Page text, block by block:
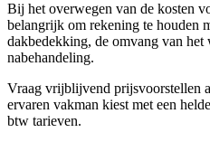
Bij het overwegen van de kosten
belangrijk om rekening te houden
dakbedekking, de omvang van het
nabehandeling.
Vraag vrijblijvend prijsvoorstellen
ervaren vakman kiest met een
btw tarieven.